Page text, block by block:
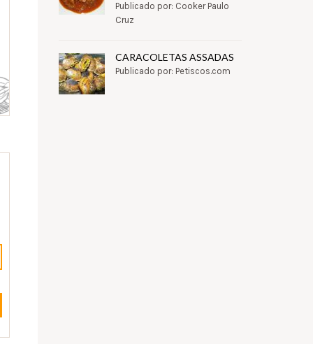
Publicado por: Cooker Paulo
Cruz
CARACOLETAS ASSADAS
Publicado por: Petiscos.com